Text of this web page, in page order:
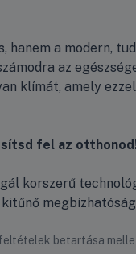
hanem a modern,
az
klímát, amely
fel az
korszerű
betartása